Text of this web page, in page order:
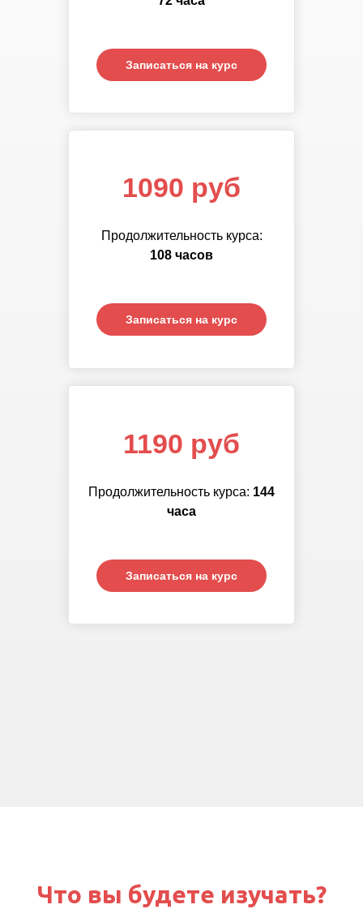
Записаться на курс
Записаться на курс
Продолжительность курса:
108 часов
1090 руб
Записаться на курс
Записаться на курс
Продолжительность курса: 144
часа
1190 руб
Что вы будете изучать?